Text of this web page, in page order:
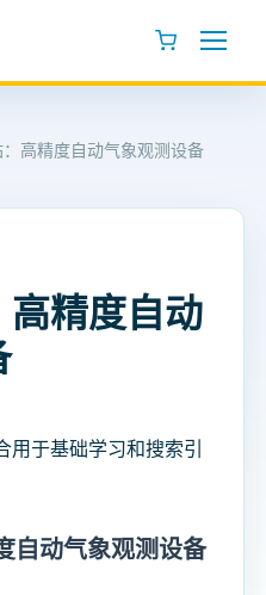
高精度自动气象观测设备
高精度自动
于基础学习和搜索引
自动气象观测设备